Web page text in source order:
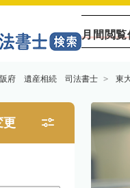
月間閲覧
府 遺産相続 司法書士 東
更